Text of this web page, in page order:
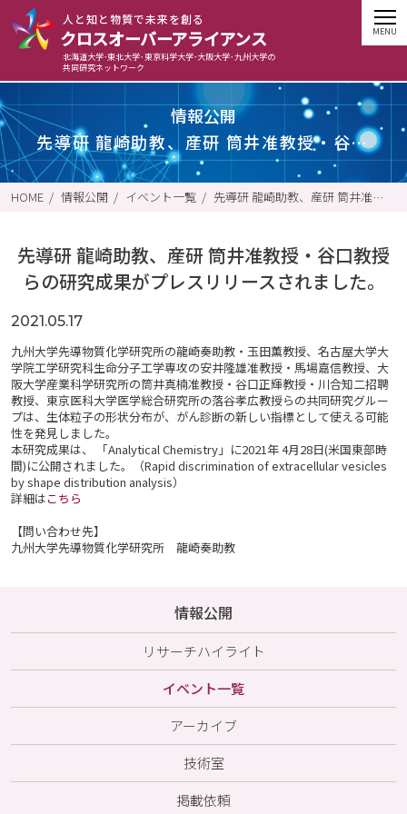
⼈と知と物質で未来を創る
クロスオーバーアライアンス
北海道大学･東北大学･東京科学大学･大阪大学･九州大学の
共同研究ネットワーク
情報公開
先導研 龍崎助教、産研 筒井准教授・谷口教授らの研究成果がプレスリリースされました。
HOME 情報公開 イベント一覧 先導研 龍崎助教、産研 筒井准教授・谷口教授らの研究成果がプレスリリースされました。
先導研 龍崎助教、産研 筒井准教授・谷口教授
らの研究成果がプレスリリースされました。
2021.05.17
九州大学先導物質化学研究所の龍崎奏助教・玉田薫教授、名古屋大学大
学院工学研究科生命分子工学専攻の安井隆雄准教授・馬場嘉信教授、大
阪大学産業科学研究所の筒井真楠准教授・谷口正輝教授・川合知二招聘
教授、東京医科大学医学総合研究所の落谷孝広教授らの共同研究グルー
プは、生体粒子の形状分布が、がん診断の新しい指標として使える可能
性を発見しました。
本研究成果は、 「Analytical Chemistry」に2021年 4月28日(米国東部時
間)に公開されました。（Rapid discrimination of extracellular vesicles
by shape distribution analysis）
詳細はこちら
【問い合わせ先】
九州大学先導物質化学研究所 龍崎奏助教
情報公開
リサーチハイライト
イベント一覧
アーカイブ
技術室
掲載依頼